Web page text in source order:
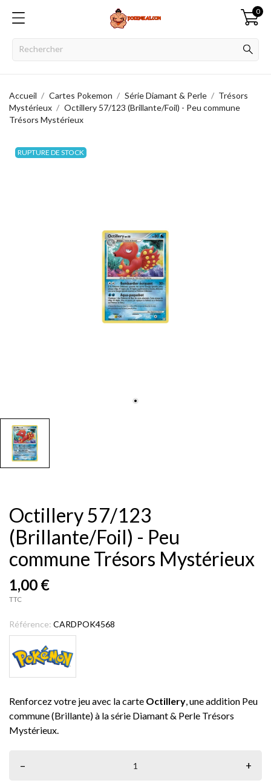
0
Accueil Cartes Pokemon Série Diamant & Perle
Trésors
Mystérieux
Octillery 57/123 (Brillante/Foil) - Peu commune
Trésors Mystérieux
RUPTURE DE STOCK
Octillery 57/123
(Brillante/Foil) - Peu
commune Trésors Mystérieux
1,00 €
TTC
Référence: CARDPOK4568
Renforcez votre jeu avec la carte Octillery, une addition Peu
commune (Brillante) à la série Diamant & Perle Trésors
Mystérieux.
– +